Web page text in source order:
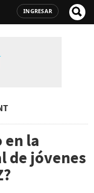
INGRESAR
en la
de jóvenes